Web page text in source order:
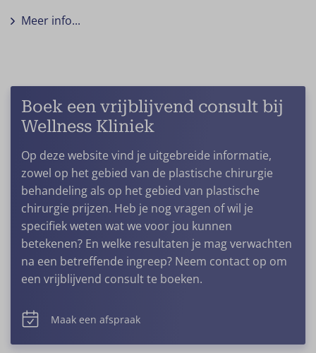
Meer info...
Boek een vrijblijvend consult bij
Wellness Kliniek
Op deze website vind je uitgebreide informatie,
zowel op het gebied van de plastische chirurgie
behandeling als op het gebied van plastische
chirurgie prijzen. Heb je nog vragen of wil je
specifiek weten wat we voor jou kunnen
betekenen? En welke resultaten je mag verwachten
na een betreffende ingreep? Neem contact op om
een vrijblijvend consult te boeken.
Maak een afspraak